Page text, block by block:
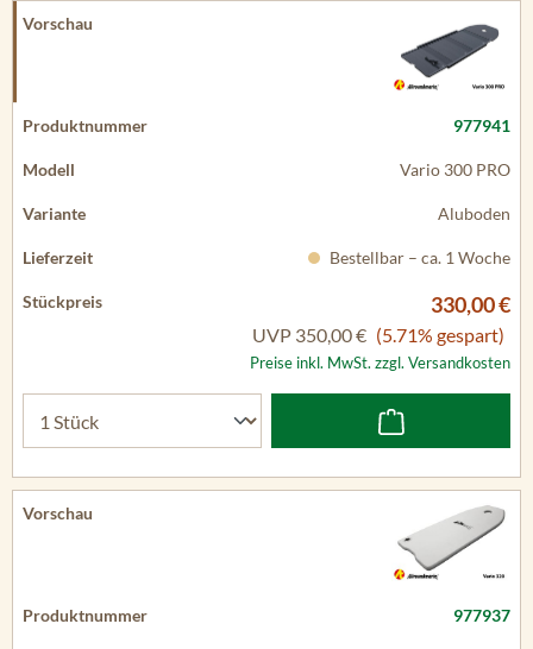
977941
Vario 300 PRO
Aluboden
Bestellbar – ca. 1 Woche
330,00 €
UVP 350,00 € (5.71% gespart)
Preise inkl. MwSt. zzgl. Versandkosten
977937